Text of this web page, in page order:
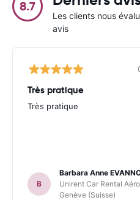
8.7
Les clients nous
avis
Très pratique
Très pratique
B
Barbara Anne
Unirent Car Rental
Genève (Suisse)